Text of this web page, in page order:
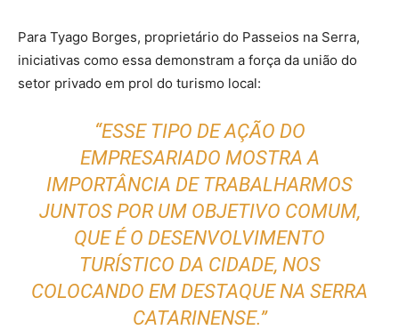
Para Tyago Borges, proprietário do Passeios na Serra,
iniciativas como essa demonstram a força da união do
setor privado em prol do turismo local:
“ESSE TIPO DE AÇÃO DO
EMPRESARIADO MOSTRA A
IMPORTÂNCIA DE TRABALHARMOS
JUNTOS POR UM OBJETIVO COMUM,
QUE É O DESENVOLVIMENTO
TURÍSTICO DA CIDADE, NOS
COLOCANDO EM DESTAQUE NA SERRA
CATARINENSE.”